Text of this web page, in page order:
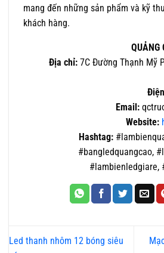
mang đến những sản phẩm và kỹ
khách hàng.
QUẢNG
Địa chỉ: 7C Đường Thạnh Mỹ
Email:
Website:
Hashtag:
#bangledquangcao,
#lambienledgiare,
Led thanh nhôm 12 bóng siêu